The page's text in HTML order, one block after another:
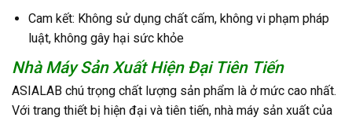
Cam kết: Không sử dụng chất cấm, không vi phạm pháp
luật, không gây hại sức khỏe
Nhà Máy Sản Xuất Hiện Đại Tiên Tiến
ASIALAB chú trọng chất lượng sản phẩm là ở mức cao nhất.
Với trang thiết bị hiện đại và tiên tiến, nhà máy sản xuất của